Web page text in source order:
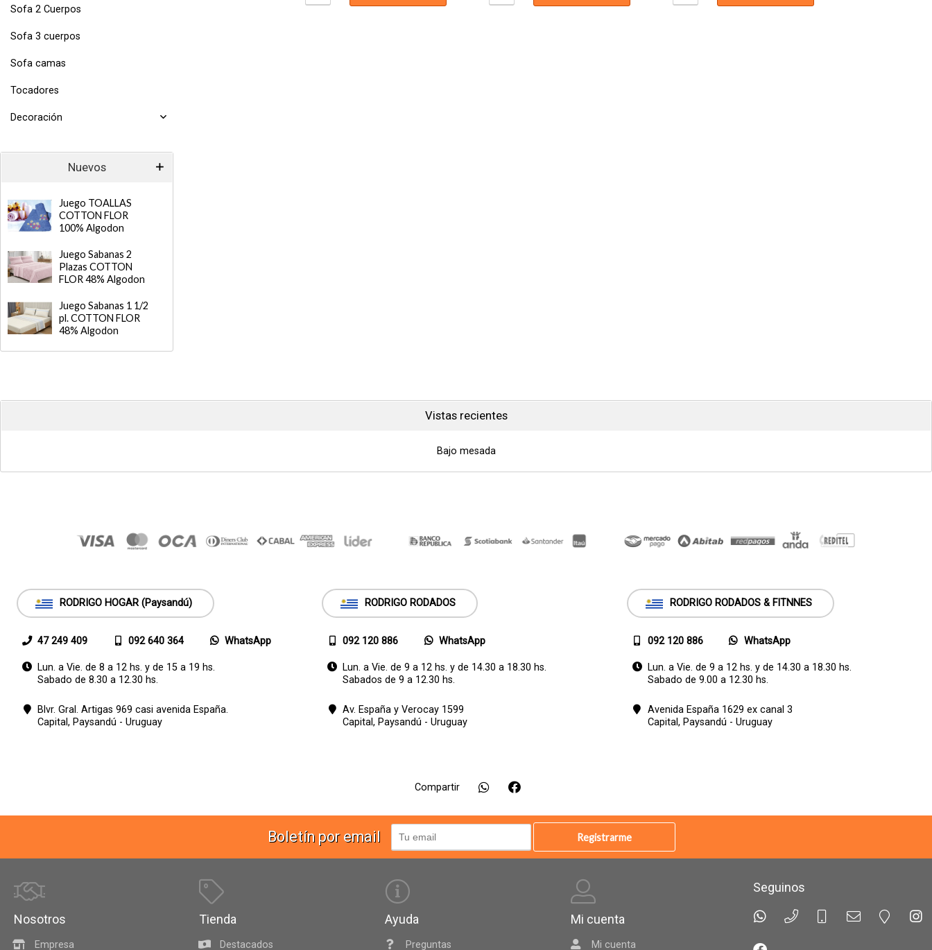
Sofa 2 Cuerpos
Sofa 3 cuerpos
Sofa camas
Tocadores
Decoración
Nuevos
Juego TOALLAS
COTTON FLOR
100% Algodon
Juego Sabanas 2
Plazas COTTON
FLOR 48% Algodon
Juego Sabanas 1 1/2
pl. COTTON FLOR
48% Algodon
Vistas recientes
Bajo mesada
RODRIGO HOGAR (Paysandú)
47 249 409 092 640 364 WhatsApp
Lun. a Vie. de 8 a 12 hs. y de 15 a 19 hs.
Sabado de 8.30 a 12.30 hs.
Blvr. Gral. Artigas 969 casi avenida España.
Capital, Paysandú - Uruguay
RODRIGO RODADOS
092 120 886 WhatsApp
Lun. a Vie. de 9 a 12 hs. y de 14.30 a 18.30 hs.
Sabados de 9 a 12.30 hs.
Av. España y Verocay 1599
Capital, Paysandú - Uruguay
RODRIGO RODADOS & FITNNES
092 120 886 WhatsApp
Lun. a Vie. de 9 a 12 hs. y de 14.30 a 18.30 hs.
Sabado de 9.00 a 12.30 hs.
Avenida España 1629 ex canal 3
Capital, Paysandú - Uruguay
Compartir
Boletín por email Registrarme
Nosotros
Empresa
Tienda
Destacados
Ayuda
Preguntas
Mi cuenta
Mi cuenta
Seguinos